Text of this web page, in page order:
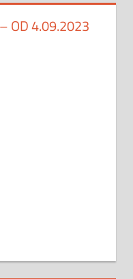
OD 4.09.2023